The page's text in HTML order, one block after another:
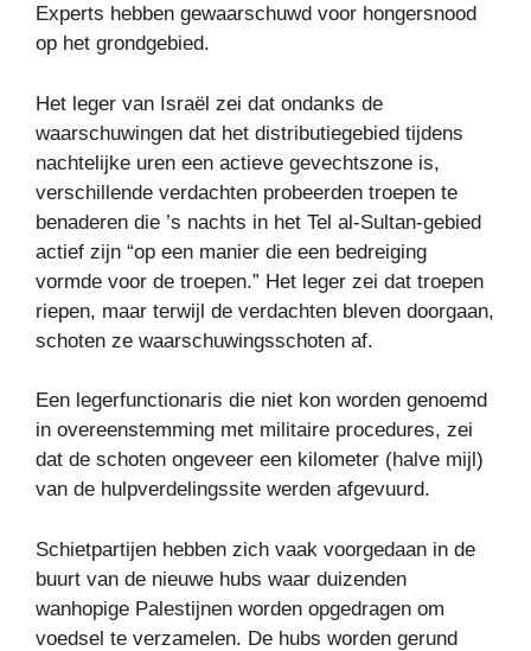
Experts hebben gewaarschuwd voor hongersnood
op het grondgebied.
Het leger van Israël zei dat ondanks de
waarschuwingen dat het distributiegebied tijdens
nachtelijke uren een actieve gevechtszone is,
verschillende verdachten probeerden troepen te
benaderen die ’s nachts in het Tel al-Sultan-gebied
actief zijn “op een manier die een bedreiging
vormde voor de troepen.” Het leger zei dat troepen
riepen, maar terwijl de verdachten bleven doorgaan,
schoten ze waarschuwingsschoten af.
Een legerfunctionaris die niet kon worden genoemd
in overeenstemming met militaire procedures, zei
dat de schoten ongeveer een kilometer (halve mijl)
van de hulpverdelingssite werden afgevuurd.
Schietpartijen hebben zich vaak voorgedaan in de
buurt van de nieuwe hubs waar duizenden
wanhopige Palestijnen worden opgedragen om
voedsel te verzamelen. De hubs worden gerund